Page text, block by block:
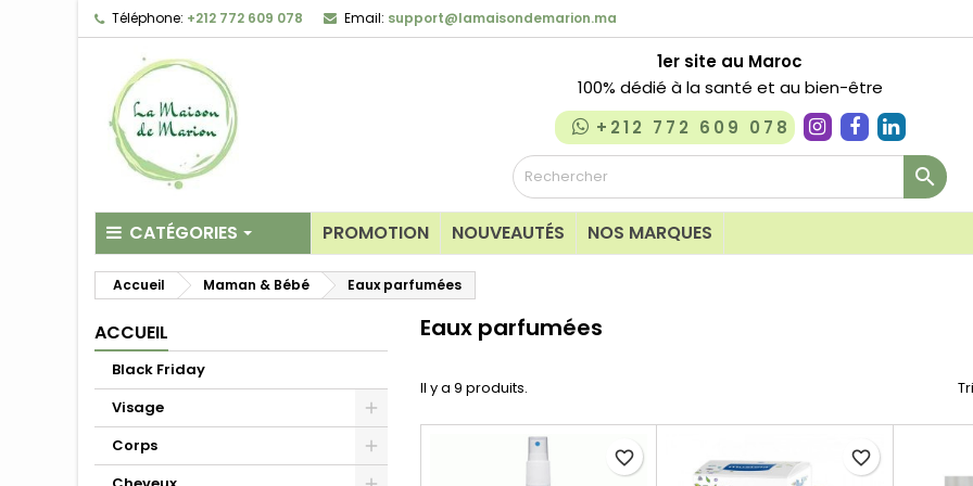
Téléphone: +212 772 609 078 Email: support@lamaisondemarion.ma
1er site au Maroc
100% dédié à la santé et au bien-être
+212 772 609 078

CATÉGORIES
Anti-âge & anti-rides
Anti-rougeurs & peaux sensibles
Boosters & sérums
Eau thermale ou tonique
Gommage & Masque
Peaux
Savon &
Soins des
PROMOTION NOUVEAUTÉS NOS MARQUES
Accueil Maman & Bébé Eaux parfumées
ACCUEIL
Black Friday
Visage
Corps
Eaux parfumées
Il y a 9 produits.
favorite_border favorite_border